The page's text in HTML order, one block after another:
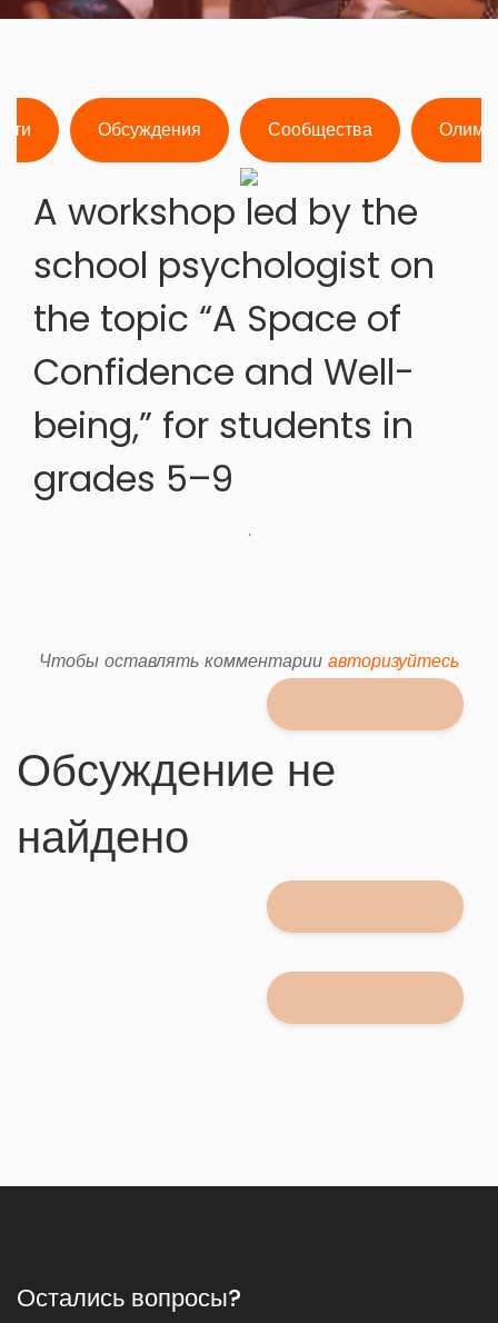
Обсуждения Сообщества
A workshop led by the
school psychologist on
the topic “A Space of
Confidence and Well-
being,” for students in
grades 5–9
.
Чтобы оставлять комментарии авторизуйтесь
Обсуждение не
найдено
Остались вопросы?